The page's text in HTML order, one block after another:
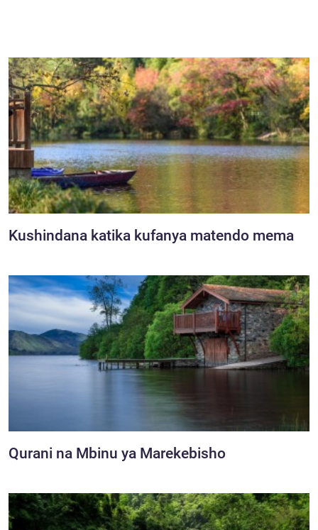
Kushindana katika kufanya matendo mema
Qurani na Mbinu ya Marekebisho